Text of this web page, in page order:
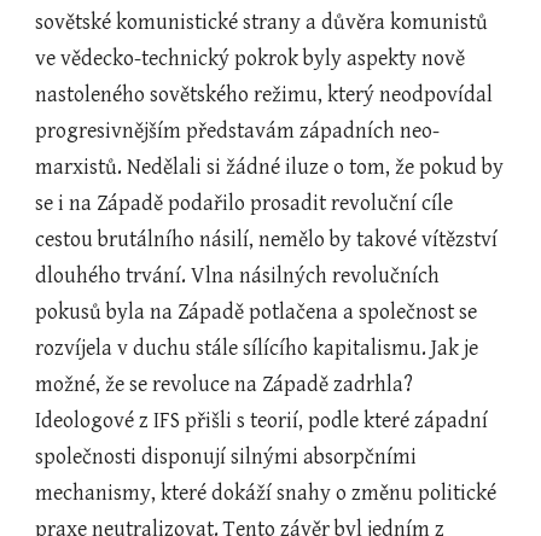
sovětské komunistické strany a důvěra komunistů
ve vědecko-technický pokrok byly aspekty nově
nastoleného sovětského režimu, který neodpovídal
progresivnějším představám západních neo-
marxistů. Nedělali si žádné iluze o tom, že pokud by
se i na Západě podařilo prosadit revoluční cíle
cestou brutálního násilí, nemělo by takové vítězství
dlouhého trvání. Vlna násilných revolučních
pokusů byla na Západě potlačena a společnost se
rozvíjela v duchu stále sílícího kapitalismu. Jak je
možné, že se revoluce na Západě zadrhla?
Ideologové z IFS přišli s teorií, podle které západní
společnosti disponují silnými absorpčními
mechanismy, které dokáží snahy o změnu politické
praxe neutralizovat. Tento závěr byl jedním z